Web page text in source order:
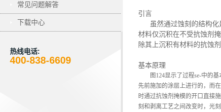
常见问题解答
下载中心
热线电话:
400-838-6609
引言
虽然通过蚀刻的结构化
材料仅沉积在不受抗蚀剂
除其上沉积有材料的抗蚀
基本原理
图 124显示了过程se-中的
先前施加的涂层上进行的，而
时通过抗蚀剂掩模的开口直接
刻和剥离工艺之间改变时，光